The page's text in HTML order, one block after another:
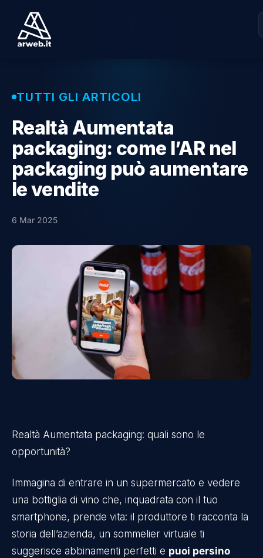
TUTTI GLI ARTICOLI
Realtà Aumentata
packaging: come l’AR nel
packaging può aumentare
le vendite
6 Mar 2025
Realtà Aumentata packaging: quali sono le
opportunità?
Immagina di entrare in un supermercato e vedere
una bottiglia di vino che, inquadrata con il tuo
smartphone, prende vita: il produttore ti racconta la
storia dell’azienda, un sommelier virtuale ti
suggerisce abbinamenti perfetti e puoi persino